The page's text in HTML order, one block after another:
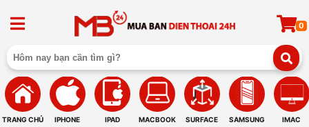
0
TRANG CHỦ IPHONE IPAD MACBOOK SURFACE SAMSUNG IMAC